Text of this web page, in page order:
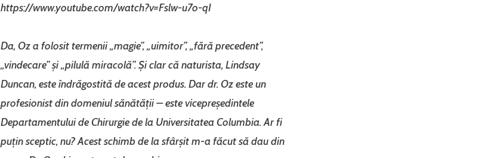
https://www.youtube.com/watch?v=Fslw-u7o-qI
Da, Oz a folosit termenii „magie”, „uimitor”, „fără precedent”,
„vindecare” și „pilulă miracolă”. Și clar că naturista, Lindsay
Duncan, este îndrăgostită de acest produs. Dar dr. Oz este un
profesionist din domeniul sănătății – este vicepreședintele
Departamentului de Chirurgie de la Universitatea Columbia. Ar fi
puțin sceptic, nu? Acest schimb de la sfârșit m-a făcut să dau din